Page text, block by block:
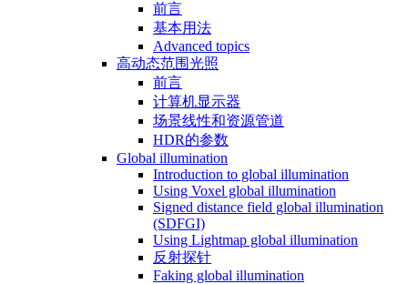
前言
基本用法
Advanced topics
高动态范围光照
前言
计算机显示器
场景线性和资源管道
HDR的参数
Global illumination
Introduction to global illumination
Using Voxel global illumination
Signed distance field global illumination
(SDFGI)
Using Lightmap global illumination
反射探针
Faking global illumination